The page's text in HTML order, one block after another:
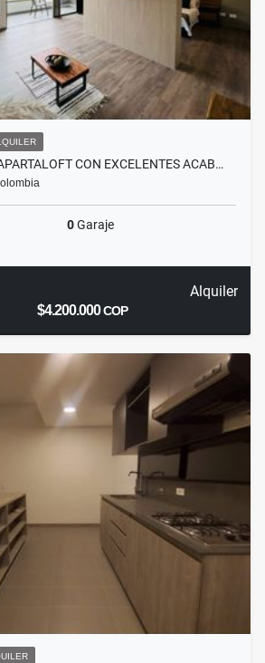
CON EXCELENTES ACAB…
0Garaje
Alquiler
$4.200.000COP